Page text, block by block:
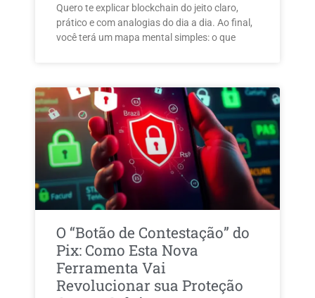
Quero te explicar blockchain do jeito claro,
prático e com analogias do dia a dia. Ao final,
você terá um mapa mental simples: o que
O “Botão de Contestação” do
Pix: Como Esta Nova
Ferramenta Vai
Revolucionar sua Proteção